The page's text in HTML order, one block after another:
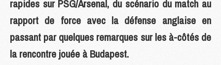
rapides sur PSG/Arsenal, du scénario du match au
rapport de force avec la défense anglaise en
passant par quelques remarques sur les à-côtés de
la rencontre jouée à Budapest.